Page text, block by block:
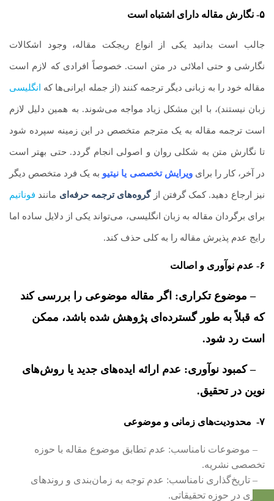
۵- نگارش مقاله دارای اشتباه است
جالب است بدانید یکی از انواع ریجکت مقاله، وجود اشکالات
نگارشی و حتی املائی در متن است. خصوصاً افرادی که لازم است
مقاله خود را به زبانی دیگر ترجمه کنند (از جمله ایرانی‌ها که انگلیسی
زبان نیستند)، با این مشکل زیاد مواجه می‌شوند. به همین دلیل لازم
است ترجمه مقاله به یک مترجم متخصص در این زمینه سپرده شود
تا نگارش متن به شکلی روان و اصولی انجام گردد. حتی بهتر است
در آخر، کار را برایویرایش تخصصی یا نیتیو به یک فرد متخصص دیگر
نیز ارجاع دهید. کمک گرفتن ازگروه‌های ترجمه حرفه‌ای مانند فوناتیم
برای برگردان مقاله به زبان انگلیسی، می‌تواند یکی از دلایل ساده اما
رایج عدم پذیرش مقاله را به کلی حذف کند.
۶- عدم نوآوری و اصالت
– موضوع تکراری: اگر مقاله موضوعی را بررسی کند
که قبلاً به طور گسترده‌ای پژوهش شده باشد، ممکن
است رد شود.
– کمبود نوآوری: عدم ارائه ایده‌های جدید یا روش‌های
نوین در تحقیق.
۷- محدودیت‌های زمانی و موضوعی
– موضوعات نامناسب: عدم تطابق موضوع مقاله با حوزه
تخصصی نشریه.
– تاریخ‌گذاری نامناسب: عدم توجه به زمان‌بندی و روندهای
جاری در حوزه تحقیقاتی.